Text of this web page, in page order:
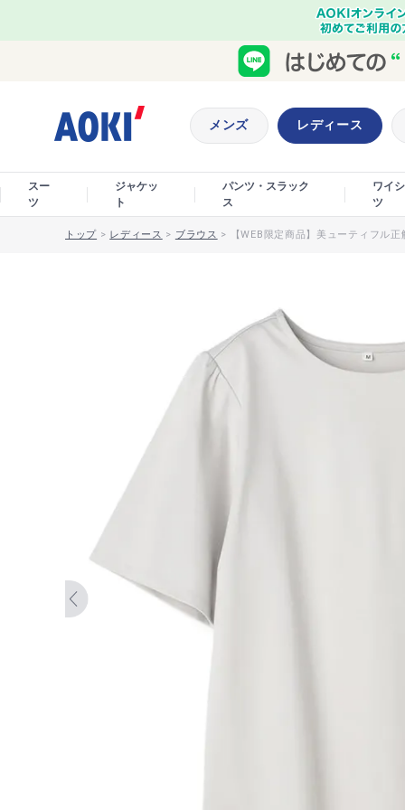
メンズ レディース
スー
ツ
ジャケッ
ト
パンツ・スラック
ス
ワイ
ツ
トップ > レディース > ブラウス > 【WEB限定商品】美ューティフル